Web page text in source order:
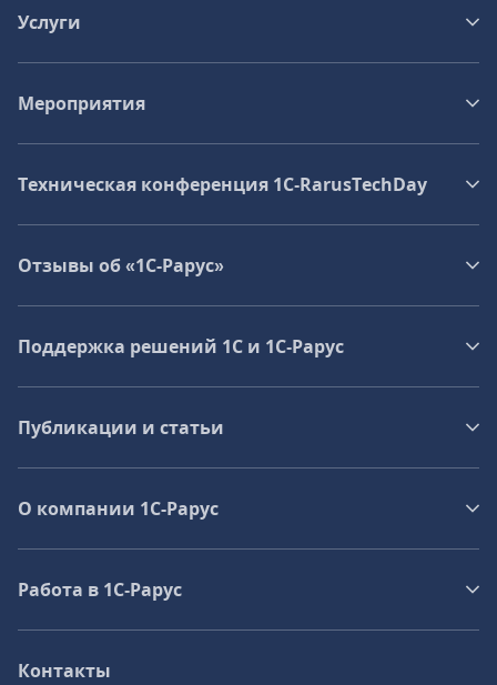
Услуги
Мероприятия
Техническая конференция 1C‑RarusTechDay
Отзывы об «1С-Рарус»
Поддержка решений 1С и 1С‑Рарус
Публикации и статьи
О компании 1C-Рарус
Работа в 1С‑Рарус
Контакты